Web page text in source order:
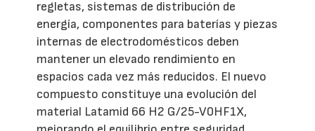
regletas, sistemas de distribución de
energía, componentes para baterías y piezas
internas de electrodomésticos deben
mantener un elevado rendimiento en
espacios cada vez más reducidos. El nuevo
compuesto constituye una evolución del
material Latamid 66 H2 G/25-V0HF1X,